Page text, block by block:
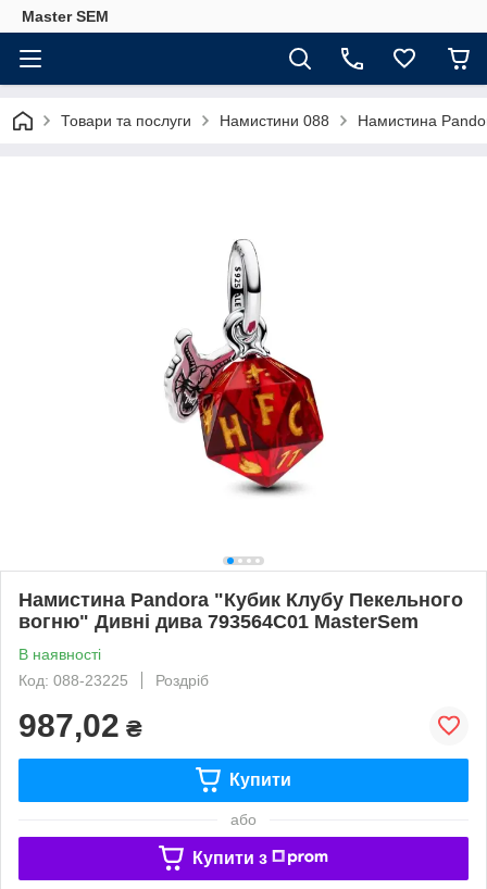
Master SEM
Товари та послуги Намистини 088 Намистина
Намистина Pandora "Кубик Клубу Пекельного
вогню" Дивні дива 793564C01 MasterSem
В наявності
Код: 088-23225
Роздріб
987,02 ₴
Купити
або
Купити з